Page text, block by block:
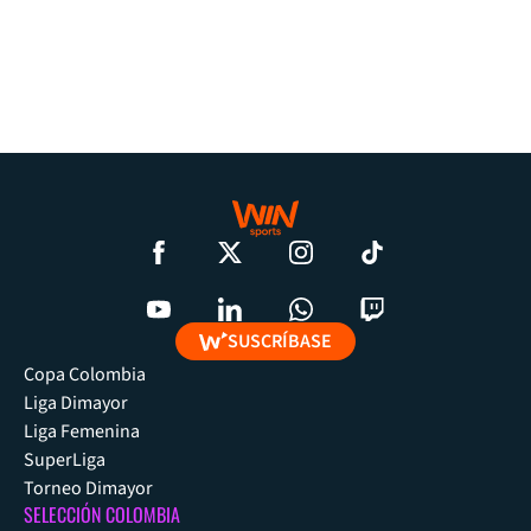
SUSCRÍBASE
Copa Colombia
Liga Dimayor
Liga Femenina
SuperLiga
Torneo Dimayor
SELECCIÓN COLOMBIA